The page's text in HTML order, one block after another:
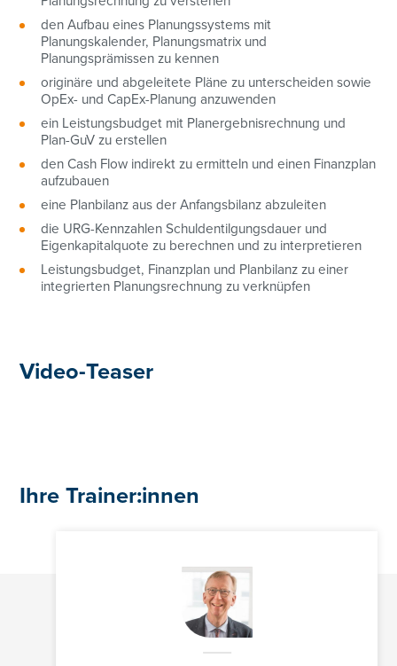
den Aufbau eines Planungssystems mit
Planungskalender, Planungsmatrix und
Planungsprämissen zu kennen
originäre und abgeleitete Pläne zu unterscheiden sowie
OpEx- und CapEx-Planung anzuwenden
ein Leistungsbudget mit Planergebnisrechnung und
Plan-GuV zu erstellen
den Cash Flow indirekt zu ermitteln und einen Finanzplan
aufzubauen
eine Planbilanz aus der Anfangsbilanz abzuleiten
die URG-Kennzahlen Schuldentilgungsdauer und
Eigenkapitalquote zu berechnen und zu interpretieren
Leistungsbudget, Finanzplan und Planbilanz zu einer
integrierten Planungsrechnung zu verknüpfen
Video-Teaser
Ihre Trainer:innen
cathrin.lesslhumer@controller-institut.at